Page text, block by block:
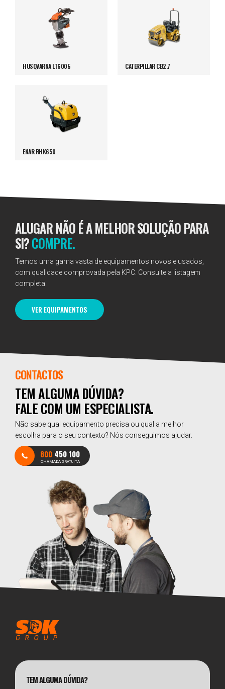
HUSQVARNA LT6005 CATERPILLAR CB2.7
ENAR RHK650
ALUGAR NÃO É A MELHOR SOLUÇÃO PARA
SI?COMPRE.
Temos uma gama vasta de equipamentos novos e usados,
com qualidade comprovada pela KPC. Consulte a listagem
completa.
VER EQUIPAMENTOS
CONTACTOS
TEM ALGUMA DÚVIDA?
FALE COM UM ESPECIALISTA.
Não sabe qual equipamento precisa ou qual a melhor
escolha para o seu contexto? Nós conseguimos ajudar.
800 450 100
CHAMADA GRATUITA
TEM ALGUMA DÚVIDA?